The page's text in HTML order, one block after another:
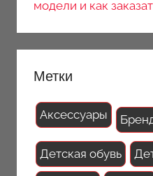
модели и как
Метки
Аксессуары
Детская обувь